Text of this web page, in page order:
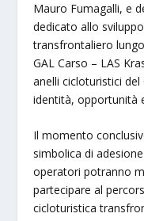
Mauro Fumagalli, e
dedicato allo
transfrontaliero
GAL Carso – LAS
anelli cicloturistici
identità, opportunità
Il momento
simbolica di
operatori potranno
partecipare al
cicloturistica